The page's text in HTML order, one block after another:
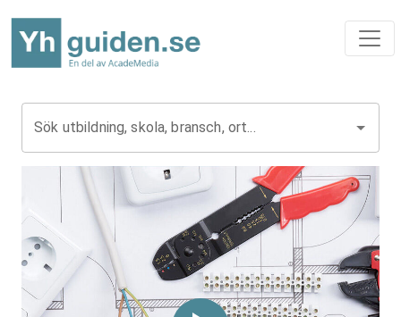
Sök utbildning, skola, bransch, ort...